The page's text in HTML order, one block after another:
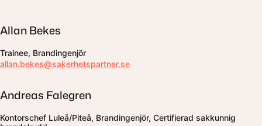
Allan Bekes
Trainee, Brandingenjör
allan.bekes@sakerhetspartner.se
Andreas Falegren
Kontorschef Luleå/Piteå, Brandingenjör, Certifierad sakkunnig